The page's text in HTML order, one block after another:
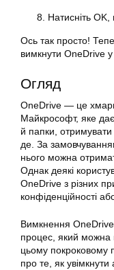
Натисніть OK,
Ось так просто!
вимкнути OneDrive
Огляд
OneDrive — це
Майкрософт, яке
й папки,
де. За
нього можна
Однак деякі
OneDrive з різних
конфіденційності
Вимкнення
процес, який можна
цьому покроковому
про те, як